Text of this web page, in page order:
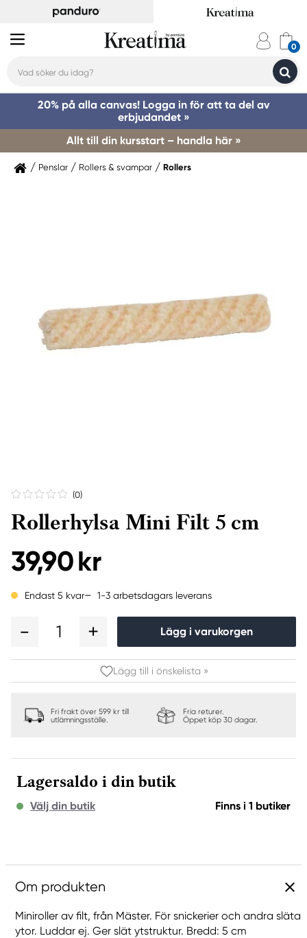
20% på alla canvas! Logga in för att ta del av
erbjudandet »
Allt till din kursstart – handla här »
Penslar Rollers & svampar Rollers
(0)
Rollerhylsa Mini Filt 5 cm
39,90 kr
Endast 5 kvar 1-3 arbetsdagars leverans
1 Lägg i varukorgen
Lägg till i önskelista »
Fri frakt över 599 kr till
utlämningsställe.
Fria returer.
Öppet köp 30 dagar.
Lagersaldo i din butik
Välj din butik Finns i 1 butiker
Om produkten
Miniroller av filt, från Mäster. För snickerier och andra släta
ytor. Luddar ej. Ger slät ytstruktur. Bredd: 5 cm